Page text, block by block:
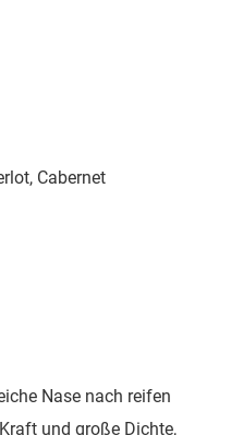
Cabernet
Nase nach reifen
und große Dichte,